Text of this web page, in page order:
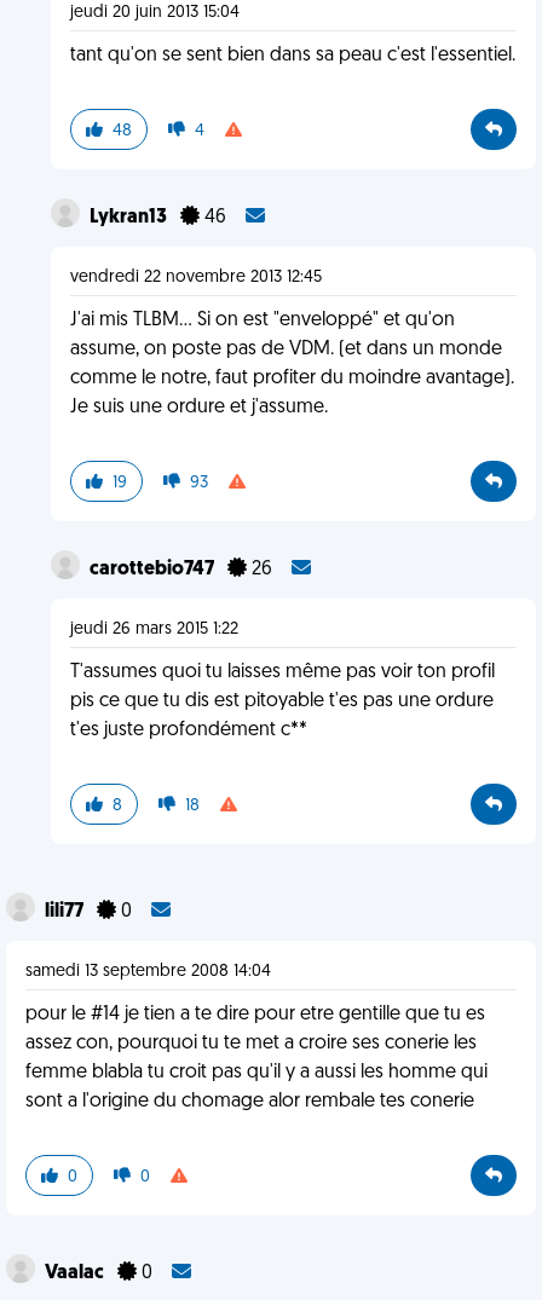
jeudi 20 juin 2013 15:04
tant qu'on se sent bien dans sa peau c'est l'essentiel.
48 4
Lykran13 46
vendredi 22 novembre 2013 12:45
J'ai mis TLBM... Si on est "enveloppé" et qu'on
assume, on poste pas de VDM. (et dans un monde
comme le notre, faut profiter du moindre avantage).
Je suis une ordure et j'assume.
19 93
carottebio747 26
jeudi 26 mars 2015 1:22
T'assumes quoi tu laisses même pas voir ton profil
pis ce que tu dis est pitoyable t'es pas une ordure
t'es juste profondément c**
8 18
lili77 0
samedi 13 septembre 2008 14:04
pour le #14 je tien a te dire pour etre gentille que tu es
assez con, pourquoi tu te met a croire ses conerie les
femme blabla tu croit pas qu'il y a aussi les homme qui
sont a l'origine du chomage alor rembale tes conerie
0 0
Vaalac 0